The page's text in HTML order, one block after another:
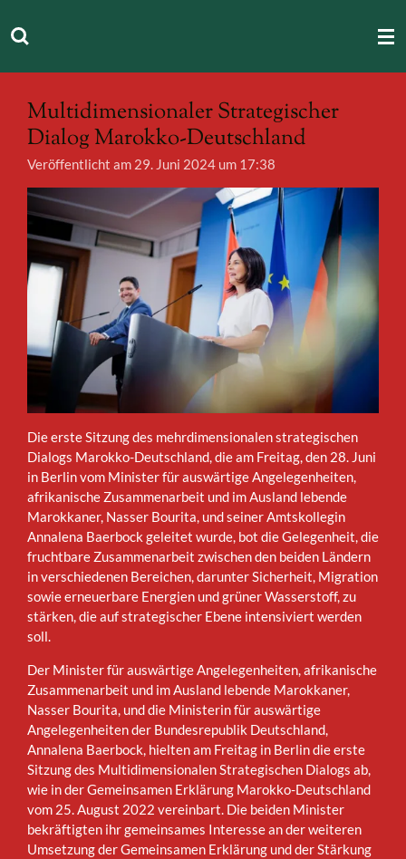
Hauptinhalt
Multidimensionaler Strategischer
Dialog Marokko-Deutschland
Veröffentlicht am 29. Juni 2024 um 17:38
Die erste Sitzung des mehrdimensionalen strategischen
Dialogs Marokko-Deutschland, die am Freitag, den 28. Juni
in Berlin vom Minister für auswärtige Angelegenheiten,
afrikanische Zusammenarbeit und im Ausland lebende
Marokkaner, Nasser Bourita, und seiner Amtskollegin
Annalena Baerbock geleitet wurde, bot die Gelegenheit, die
fruchtbare Zusammenarbeit zwischen den beiden Ländern
in verschiedenen Bereichen, darunter Sicherheit, Migration
sowie erneuerbare Energien und grüner Wasserstoff, zu
stärken, die auf strategischer Ebene intensiviert werden
soll.
Der Minister für auswärtige Angelegenheiten, afrikanische
Zusammenarbeit und im Ausland lebende Marokkaner,
Nasser Bourita, und die Ministerin für auswärtige
Angelegenheiten der Bundesrepublik Deutschland,
Annalena Baerbock, hielten am Freitag in Berlin die erste
Sitzung des Multidimensionalen Strategischen Dialogs ab,
wie in der Gemeinsamen Erklärung Marokko-Deutschland
vom 25. August 2022 vereinbart. Die beiden Minister
bekräftigten ihr gemeinsames Interesse an der weiteren
Umsetzung der Gemeinsamen Erklärung und der Stärkung